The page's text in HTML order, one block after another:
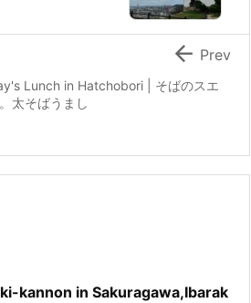
Lunch in Hatchobori | そばのスエ
太そばうまし
 Prev
kannon in Sakuragawa,Ibarak